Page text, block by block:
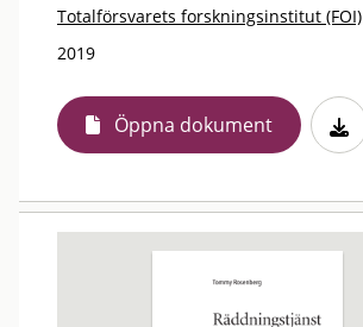
Totalförsvarets forskningsinstitut (FOI)
2019
Öppna dokument